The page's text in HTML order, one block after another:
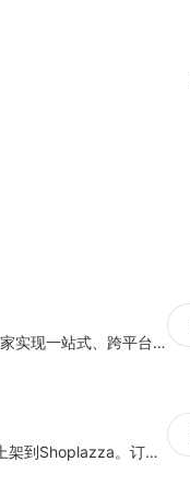
与全球电商平台对接，帮助跨境卖家实现一站式、跨平台、多店铺的管理，打造高效的管理方法和解决方案。
商品上货，采集1688等平台商品上架到Shoplazza。订单管理，管理多平台订单